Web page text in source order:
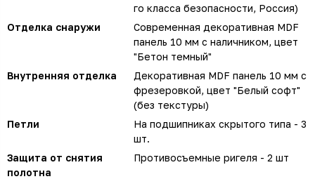
го класса безопасности, Россия)
Отделка снаружи
Современная декоративная MDF
панель 10 мм с наличником, цвет
"Бетон темный"
Внутренняя отделка
Декоративная MDF панель 10 мм с
фрезеровкой, цвет "Белый софт"
(без текстуры)
Петли
На подшипниках скрытого типа - 3
шт.
Защита от снятия
полотна
Противосъемные ригеля - 2 шт